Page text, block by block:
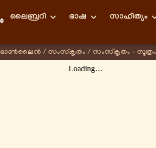
ലൈബ്രറി ഭാഷ സാഹിത്യം
ഓണ്‍ലൈന്‍ / സംസ്കൃതം / സംസ്കൃതം - സൂത്രം